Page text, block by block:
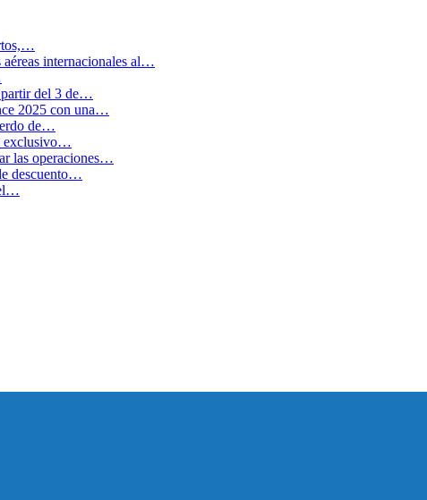
internacionales al…
partir del 3 de…
2025 con una…
de…
exclusivo…
las operaciones…
descuento…